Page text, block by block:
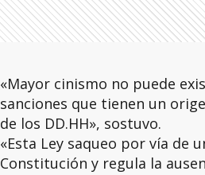
«Mayor cinismo no puede
sanciones que tienen un
de los DD.HH», sostuvo.
«Esta Ley saqueo por vía de
Constitución y regula la